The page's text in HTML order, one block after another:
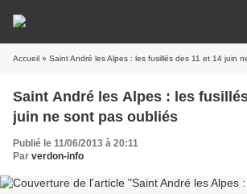
Accueil » Saint André les Alpes : les fusillés des 11 et 14 juin
Saint André les Alpes : les
juin ne sont pas oubliés
Publié le 11/06/2013 à 20:11
Par verdon-info